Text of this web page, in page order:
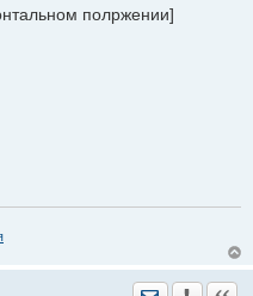
полржении]